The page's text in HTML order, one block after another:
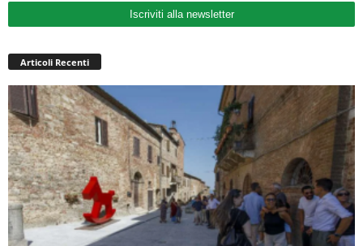
Iscriviti alla newsletter
Articoli Recenti